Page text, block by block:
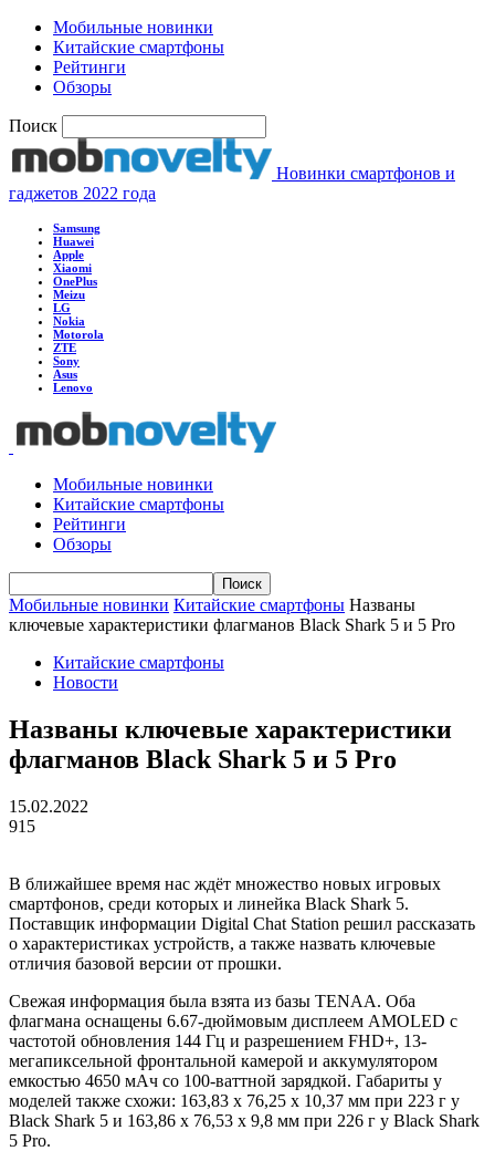
Мобильные новинки
Китайские смартфоны
Рейтинги
Обзоры
Поиск
Новинки смартфонов и
гаджетов 2022 года
Samsung
Huawei
Apple
Xiaomi
OnePlus
Meizu
LG
Nokia
Motorola
ZTE
Sony
Asus
Lenovo
Мобильные новинки
Китайские смартфоны
Рейтинги
Обзоры
Мобильные новинки Китайские смартфоны Названы
ключевые характеристики флагманов Black Shark 5 и 5 Pro
Китайские смартфоны
Новости
Названы ключевые характеристики
флагманов Black Shark 5 и 5 Pro
15.02.2022
915
В ближайшее время нас ждёт множество новых игровых
смартфонов, среди которых и линейка Black Shark 5.
Поставщик информации Digital Chat Station решил рассказать
о характеристиках устройств, а также назвать ключевые
отличия базовой версии от прошки.
Свежая информация была взята из базы TENAA. Оба
флагмана оснащены 6.67-дюймовым дисплеем AMOLED с
частотой обновления 144 Гц и разрешением FHD+, 13-
мегапиксельной фронтальной камерой и аккумулятором
емкостью 4650 мАч со 100-ваттной зарядкой. Габариты у
моделей также схожи: 163,83 x 76,25 x 10,37 мм при 223 г у
Black Shark 5 и 163,86 x 76,53 x 9,8 мм при 226 г у Black Shark
5 Pro.